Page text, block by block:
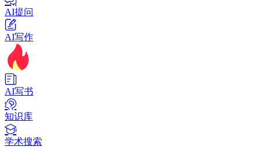
AI提问
AI写作
AI写书
知识库
学术搜索